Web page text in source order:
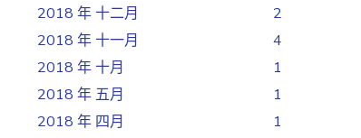
2018 年 十二月
2
2018 年 十一月
4
2018 年 十月
1
2018 年 五月
1
2018 年 四月
1